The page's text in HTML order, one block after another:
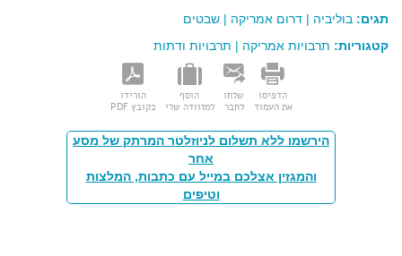
תגים: בוליביה | דרום אמריקה | שבטים
קטגוריות: תרבויות אמריקה | תרבויות ודתות
הדפיסו
את העמוד
שלחו
לחבר
הוסף
למזוודה שלי
הורידו
כקובץ PDF
הירשמו ללא תשלום לניוזלטר המרתק של מסע
אחר
והמגזין אצלכם במייל עם כתבות, המלצות
וטיפים